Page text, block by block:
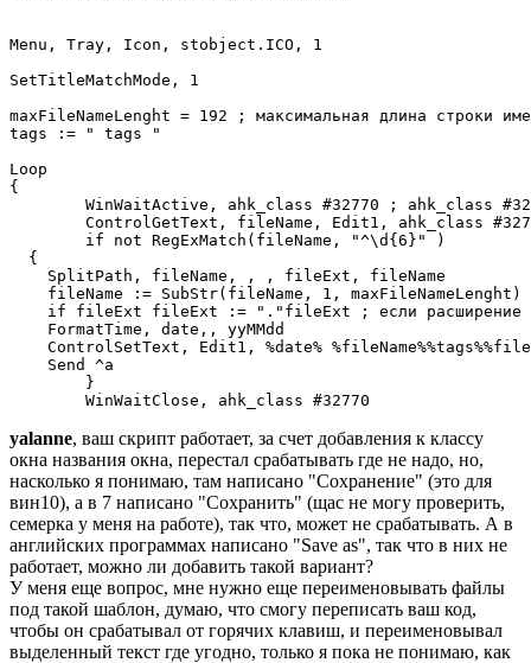
Menu, Tray, Icon, stobject.ICO, 1
SetTitleMatchMode, 1
maxFileNameLenght = 192 ; максимальная длина строки
tags := " tags "
Loop
{
  {
    SplitPath, fileName, , , fileExt, fileName
    fileName := SubStr(fileName, 1, maxFileNameLenght)
if fileExt fileExt := "."fileExt ; если
    FormatTime, date,, yyMMdd
ControlSetText, Edit1, %date%
    Send ^a
yalanne, ваш скрипт работает, за счет добавления к классу
окна названия окна, перестал срабатывать где не надо, но,
насколько я понимаю, там написано "Сохранение" (это для
вин10), а в 7 написано "Сохранить" (щас не могу проверить,
семерка у меня на работе), так что, может не срабатывать. А в
английских программах написано "Save as", так что в них не
работает, можно ли добавить такой вариант?
У меня еще вопрос, мне нужно еще переименовывать файлы
под такой шаблон, думаю, что смогу переписать ваш код,
чтобы он срабатывал от горячих клавиш, и переименовывал
выделенный текст где угодно, только я пока не понимаю, как